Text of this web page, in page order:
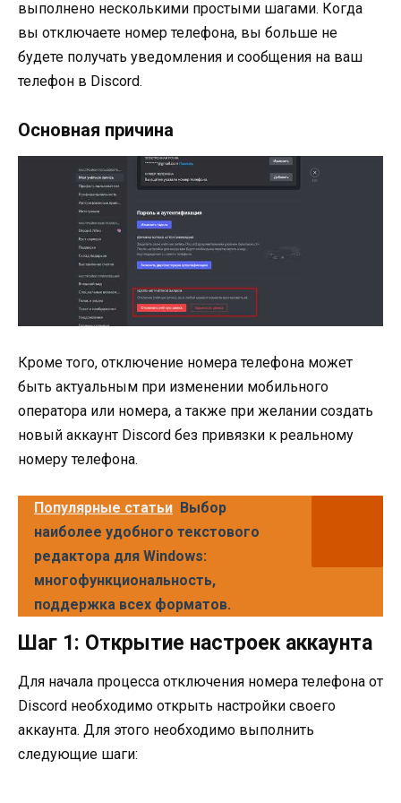
выполнено несколькими простыми шагами. Когда
вы отключаете номер телефона, вы больше не
будете получать уведомления и сообщения на ваш
телефон в Discord.
Основная причина
Кроме того, отключение номера телефона может
быть актуальным при изменении мобильного
оператора или номера, а также при желании создать
новый аккаунт Discord без привязки к реальному
номеру телефона.
Популярные статьи Выбор
наиболее удобного текстового
редактора для Windows:
многофункциональность,
поддержка всех форматов.
Шаг 1: Открытие настроек аккаунта
Для начала процесса отключения номера телефона от
Discord необходимо открыть настройки своего
аккаунта. Для этого необходимо выполнить
следующие шаги: